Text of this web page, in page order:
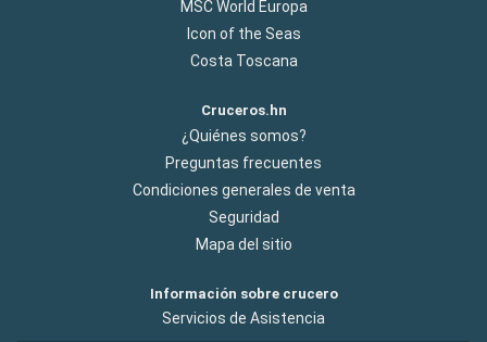
MSC World Europa
Icon of the Seas
Costa Toscana
Cruceros.hn
¿Quiénes somos?
Preguntas frecuentes
Condiciones generales de venta
Seguridad
Mapa del sitio
Información sobre crucero
Servicios de Asistencia